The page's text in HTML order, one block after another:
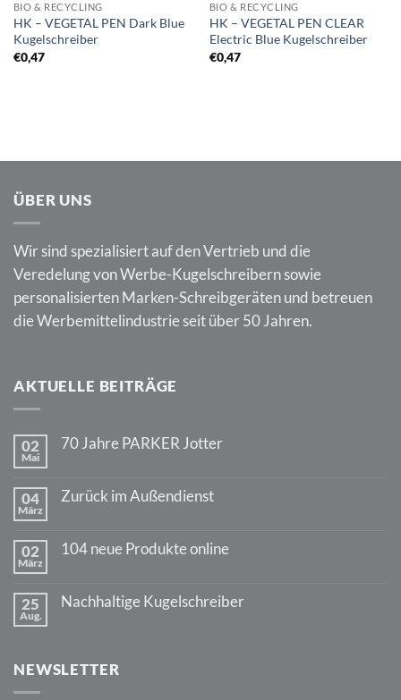
BIO & RECYCLING
HK – VEGETAL PEN Dark Blue
Kugelschreiber
€0,47
BIO & RECYCLING
HK – VEGETAL PEN CLEAR
Electric Blue Kugelschreiber
€0,47
ÜBER UNS
Wir sind spezialisiert auf den Vertrieb und die
Veredelung von Werbe-Kugelschreibern sowie
personalisierten Marken-Schreibgeräten und betreuen
die Werbemittelindustrie seit über 50 Jahren.
AKTUELLE BEITRÄGE
02
Mai
70 Jahre PARKER Jotter
70
04
März
Zurück im Außendienst
Zurück
02
März
104 neue Produkte online
104
25
Aug.
Nachhaltige Kugelschreiber
Kugelschreiber
NEWSLETTER